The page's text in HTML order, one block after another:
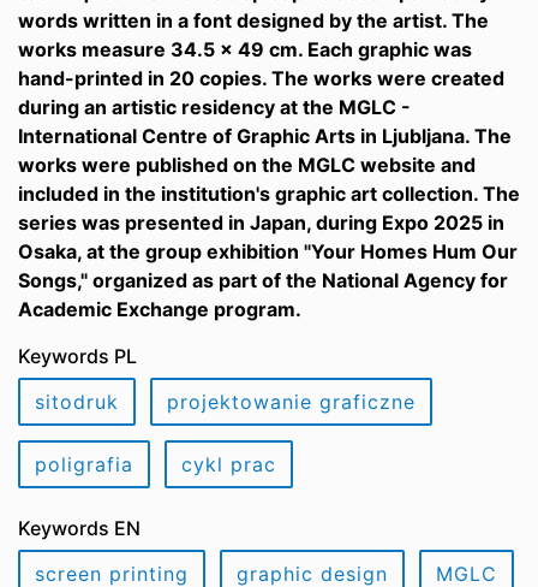
words written in a font designed by the artist. The
works measure 34.5 x 49 cm. Each graphic was
hand-printed in 20 copies. The works were created
during an artistic residency at the MGLC -
International Centre of Graphic Arts in Ljubljana. The
works were published on the MGLC website and
included in the institution's graphic art collection. The
series was presented in Japan, during Expo 2025 in
Osaka, at the group exhibition "Your Homes Hum Our
Songs," organized as part of the National Agency for
Academic Exchange program.
Keywords PL
sitodruk
projektowanie graficzne
poligrafia cykl prac
Keywords EN
screen printing
graphic design MGLC